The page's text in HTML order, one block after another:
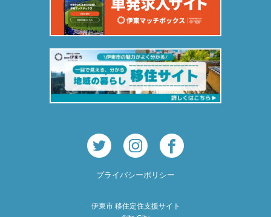
プライバシーポリシー
伊東市 移住定住支援サイト